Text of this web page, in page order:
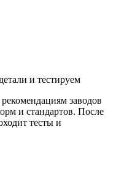
и тестируем
заводов
и стандартов. После
тесты и